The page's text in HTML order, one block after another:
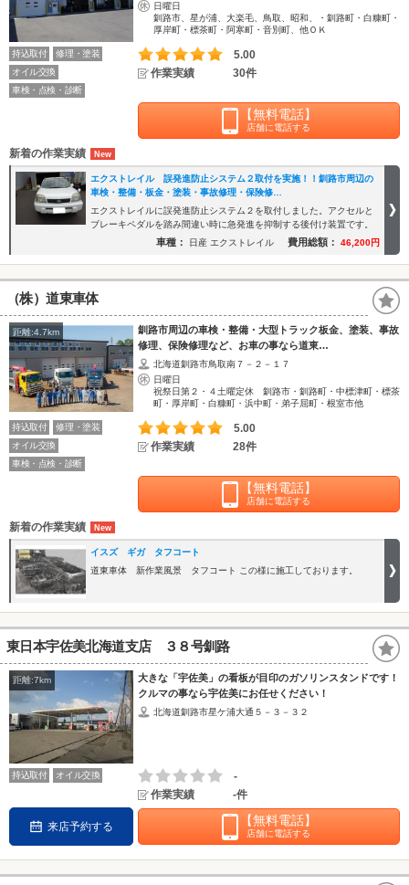
日曜日
釧路市、星が浦、大楽毛、鳥取、昭和、・釧路町・白糠町・
厚岸町・標茶町・阿寒町・音別町、他ＯＫ
持込取付
修理・塗装
オイル交換
車検・点検・診断
5.00
作業実績
30件
【無料電話】
店舗に電話する
新着の作業実績
エクストレイル 誤発進防止システム２取付を実施！！釧路市周辺の
車検・整備・板金・塗装・事故修理・保険修…
エクストレイルに誤発進防止システム２を取付しました。アクセルと
ブレーキペダルを踏み間違い時に急発進を抑制する後付け装置です。
車種： 日産 エクストレイル 費用総額： 46,200円
（株）道東車体
距離:4.7km
釧路市周辺の車検・整備・大型トラック板金、塗装、事故
修理、保険修理など、お車の事なら道東…
北海道釧路市鳥取南７－２－１７
日曜日
祝祭日第２・４土曜定休 釧路市・釧路町・中標津町・標茶
町・厚岸町・白糠町・浜中町・弟子屈町・根室市他
持込取付
修理・塗装
オイル交換
車検・点検・診断
5.00
作業実績
28件
【無料電話】
店舗に電話する
新着の作業実績
イスズ ギガ タフコート
道東車体 新作業風景 タフコート この様に施工しております。
東日本宇佐美北海道支店 ３８号釧路
距離:7km
大きな「宇佐美」の看板が目印のガソリンスタンドです！
クルマの事なら宇佐美にお任せください！
北海道釧路市星ケ浦大通５－３－３２
持込取付 オイル交換
-
作業実績
-件
来店予約する 【無料電話】
店舗に電話する